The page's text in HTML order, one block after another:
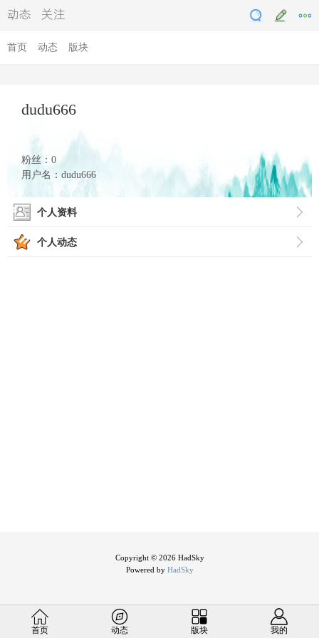
testddyy
动态 关注
首页 动态 版块
dudu666
粉丝：0
用户名：dudu666
个人资料
个人动态
Copyright © 2026 HadSky
Powered by HadSky
首页 动态 版块 我的